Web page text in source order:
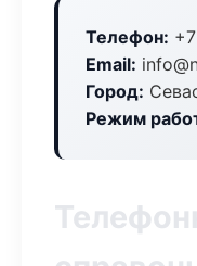
Телефон:
Email:
Город:
Режим